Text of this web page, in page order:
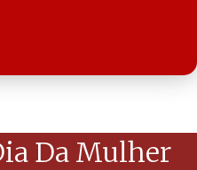
Da Mulher